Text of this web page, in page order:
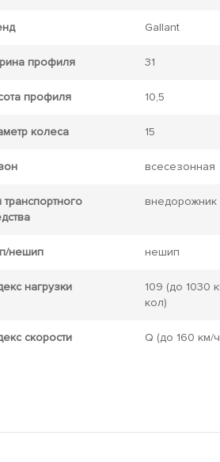
Gallant
профиля 31
профиля 10,5
колеса 15
всесезонная
транспортного
внедорожник
нешип нешип
нагрузки 109 (до 1030
кол)
скорости Q (до 160 км/